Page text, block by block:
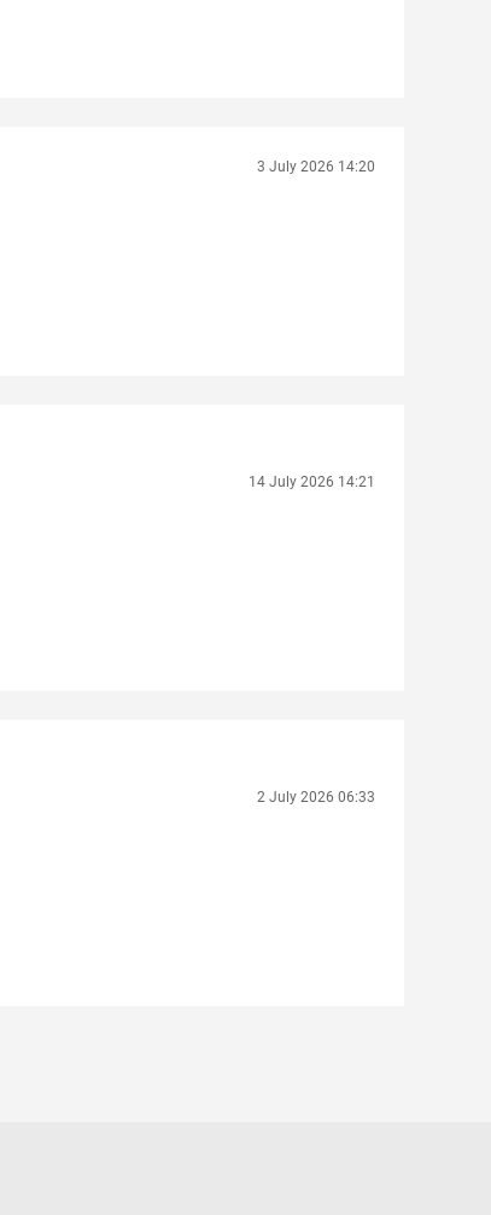
3 July 2026 14:20
14 July 2026 14:21
2 July 2026 06:33